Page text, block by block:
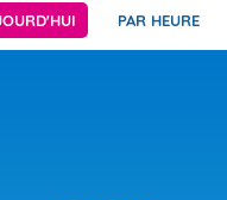
PAR HEURE